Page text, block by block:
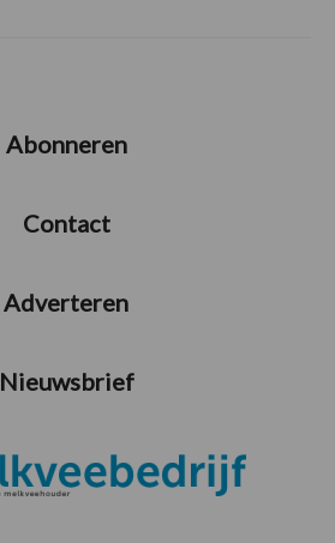
Abonneren
Contact
Adverteren
Nieuwsbrief